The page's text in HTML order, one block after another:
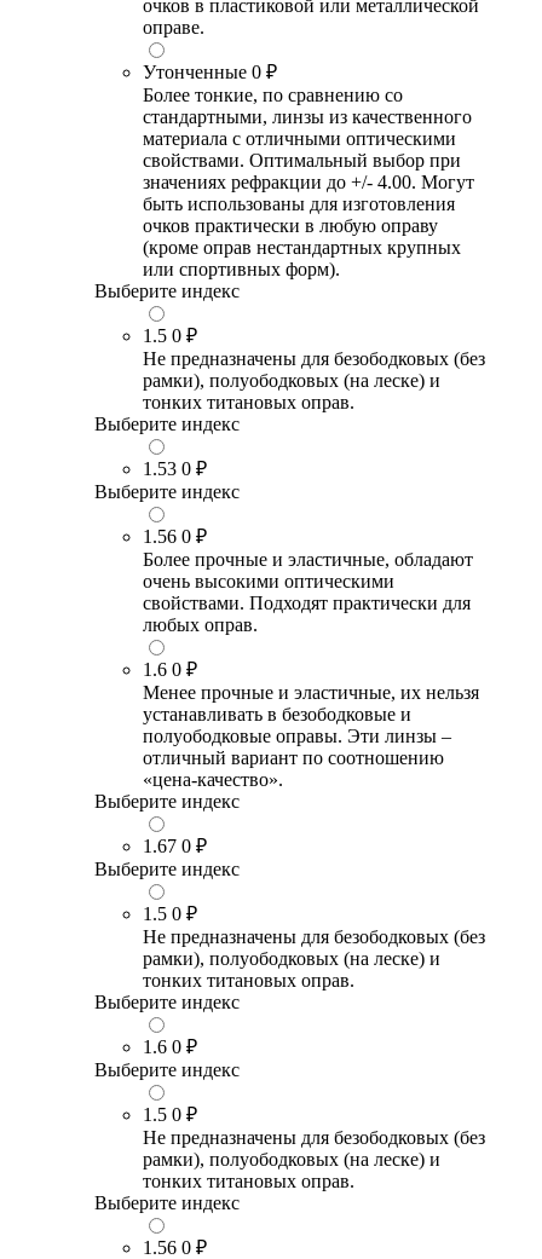
очков в пластиковой или металлической
оправе.
Утонченные 0 ₽
Более тонкие, по сравнению со
стандартными, линзы из качественного
материала с отличными оптическими
свойствами. Оптимальный выбор при
значениях рефракции до +/- 4.00. Могут
быть использованы для изготовления
очков практически в любую оправу
(кроме оправ нестандартных крупных
или спортивных форм).
Выберите индекс
1.5 0 ₽
Не предназначены для безободковых (без
рамки), полуободковых (на леске) и
тонких титановых оправ.
Выберите индекс
1.53 0 ₽
Выберите индекс
1.56 0 ₽
Более прочные и эластичные, обладают
очень высокими оптическими
свойствами. Подходят практически для
любых оправ.
1.6 0 ₽
Менее прочные и эластичные, их нельзя
устанавливать в безободковые и
полуободковые оправы. Эти линзы –
отличный вариант по соотношению
«цена-качество».
Выберите индекс
1.67 0 ₽
Выберите индекс
1.5 0 ₽
Не предназначены для безободковых (без
рамки), полуободковых (на леске) и
тонких титановых оправ.
Выберите индекс
1.6 0 ₽
Выберите индекс
1.5 0 ₽
Не предназначены для безободковых (без
рамки), полуободковых (на леске) и
тонких титановых оправ.
Выберите индекс
1.56 0 ₽